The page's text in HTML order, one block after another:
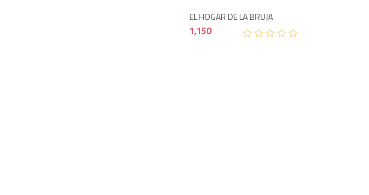
EL HOGAR DE LA BRUJA
1,150